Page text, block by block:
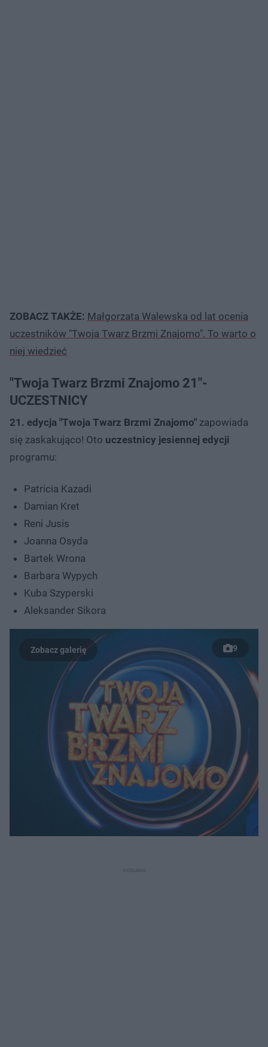
ZOBACZ TAKŻE: Małgorzata Walewska od lat ocenia
uczestników "Twoja Twarz Brzmi Znajomo". To warto o
niej wiedzieć
"Twoja Twarz Brzmi Znajomo 21"-
UCZESTNICY
21. edycja "Twoja Twarz Brzmi Znajomo" zapowiada
się zaskakująco! Oto uczestnicy jesiennej edycji
programu:
Patricia Kazadi
Damian Kret
Reni Jusis
Joanna Osyda
Bartek Wrona
Barbara Wypych
Kuba Szyperski
Aleksander Sikora
9